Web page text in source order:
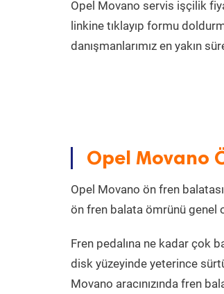
Opel Movano servis işçilik
linkine tıklayıp formu
danışmanlarımız en yakın
Opel Movano
Opel Movano ön fren
ön fren balata ömrünü genel
Fren pedalına ne kadar çok
disk yüzeyinde yeterince
Movano aracınızında fren